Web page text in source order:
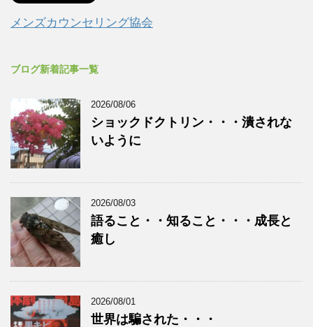
メンズカウンセリング協会
ブログ新着記事一覧
2026/08/06
ショックドクトリン・・・潰されな
いように
2026/08/03
語ること・・知ること・・・成長と
癒し
2026/08/01
世界は騙された・・・